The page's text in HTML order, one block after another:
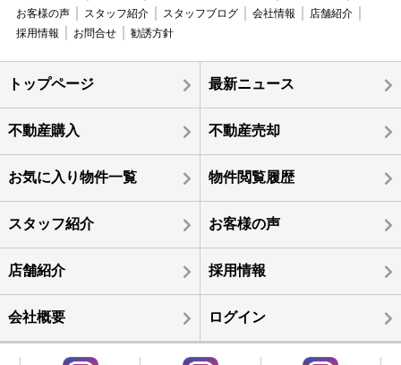
お客様の声
スタッフ紹介 スタッフブログ 会社情報
店舗紹介
採用情報
お問合せ 勧誘方針
トップページ 最新ニュース
不動産購入 不動産売却
お気に入り物件一覧 物件閲覧履歴
スタッフ紹介 お客様の声
店舗紹介 採用情報
会社概要 ログイン